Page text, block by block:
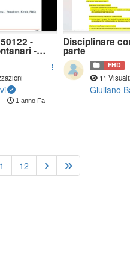
-
-
1 anno Fa
Disciplinare
parte
FHD
11
Giuliano
12